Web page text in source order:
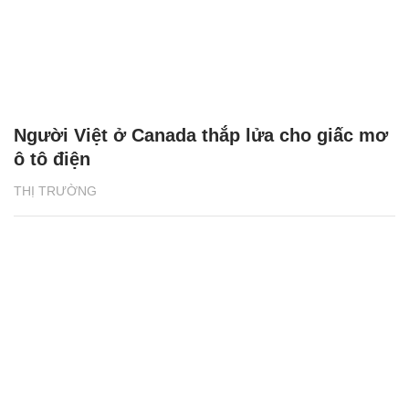
THỊ TRƯỜNG
Người Việt ở Canada thắp lửa cho giấc mơ
ô tô điện